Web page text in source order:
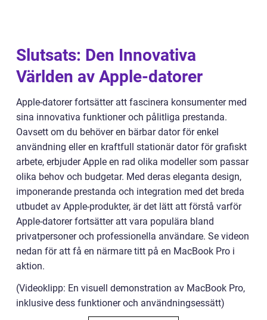
Slutsats: Den Innovativa
Världen av Apple-datorer
Apple-datorer fortsätter att fascinera konsumenter med
sina innovativa funktioner och pålitliga prestanda.
Oavsett om du behöver en bärbar dator för enkel
användning eller en kraftfull stationär dator för grafiskt
arbete, erbjuder Apple en rad olika modeller som passar
olika behov och budgetar. Med deras eleganta design,
imponerande prestanda och integration med det breda
utbudet av Apple-produkter, är det lätt att förstå varför
Apple-datorer fortsätter att vara populära bland
privatpersoner och professionella användare. Se videon
nedan för att få en närmare titt på en MacBook Pro i
aktion.
(Videoklipp: En visuell demonstration av MacBook Pro,
inklusive dess funktioner och användningsessätt)